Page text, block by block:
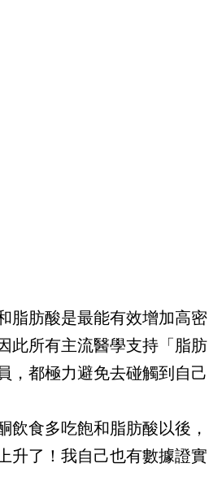
脂肪酸是最能有效增加高密
此所有主流醫學支持「脂肪
，都極力避免去碰觸到自己
飲食多吃飽和脂肪酸以後，
升了！我自己也有數據證實